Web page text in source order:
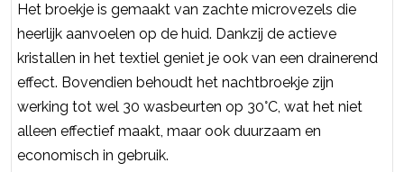
Het broekje is gemaakt van zachte microvezels die
heerlijk aanvoelen op de huid. Dankzij de actieve
kristallen in het textiel geniet je ook van een drainerend
effect. Bovendien behoudt het nachtbroekje zijn
werking tot wel 30 wasbeurten op 30°C, wat het niet
alleen effectief maakt, maar ook duurzaam en
economisch in gebruik.